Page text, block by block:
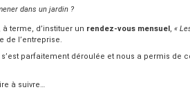
dans un jardin ?
à terme, d’instituer un rendez-vous mensuel, «
de l’entreprise.
parfaitement déroulée et nous a permis de
à suivre…